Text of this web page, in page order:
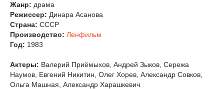
Жанр: драма
Режиссер: Динара Асанова
Страна: СССР
Производство: Ленфильм
Год: 1983
Актеры: Валерий Приёмыхов, Андрей Зыков, Сережа
Наумов, Евгений Никитин, Олег Хорев, Александр Совков,
Ольга Машная, Александр Харашкевич